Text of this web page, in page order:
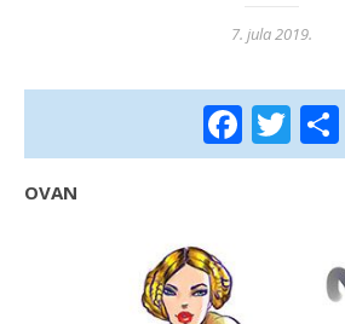
7. jula 2019.
OVAN